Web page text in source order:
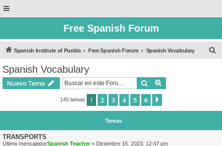
Free Spanish Forum
Spanish Institute of Puebla Free Spanish Forum Spanish Vocabulary
Spanish Vocabulary
Nuevo Tema Buscar
145 temas 1 2 3 4 5 6
Temas
TRANSPORTS
Último mensajeporSpanish Teacher« Diciembre 15, 2023, 12:47 pm